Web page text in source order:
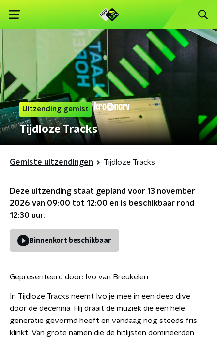
Uitzending gemist
Tijdloze Tracks
Gemiste uitzendingen Tijdloze Tracks
Deze uitzending staat gepland voor 13 november
2026 van 09:00 tot 12:00 en is beschikbaar rond
12:30 uur.
Binnenkort beschikbaar
Gepresenteerd door: Ivo van Breukelen
In Tijdloze Tracks neemt Ivo je mee in een deep dive
door de decennia. Hij draait de muziek die een hele
generatie gevormd heeft en vandaag nog steeds fris
klinkt. Van grote namen die de hitlijsten domineerden